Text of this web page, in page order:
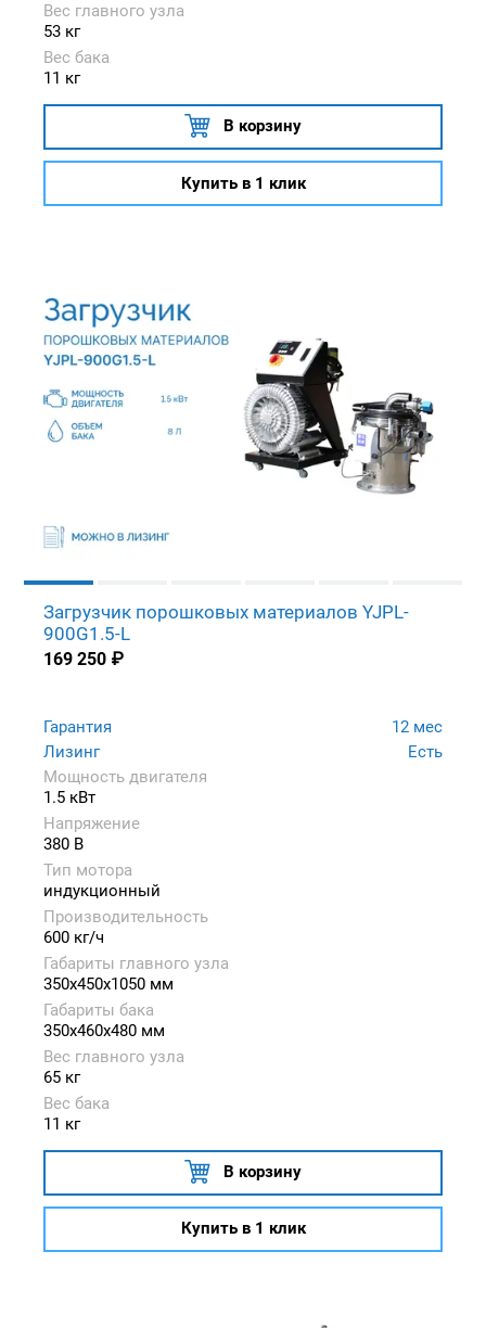
Вес главного узла
53 кг
Вес бака
11 кг
В корзину
Купить в 1 клик
Загрузчик порошковых материалов YJPL-
900G1.5-L
169 250 ₽
Гарантия
12 мес
Лизинг
Есть
Мощность двигателя
1.5 кВт
Напряжение
380 В
Тип мотора
индукционный
Производительность
600 кг/ч
Габариты главного узла
350x450x1050 мм
Габариты бака
350x460x480 мм
Вес главного узла
65 кг
Вес бака
11 кг
В корзину
Купить в 1 клик